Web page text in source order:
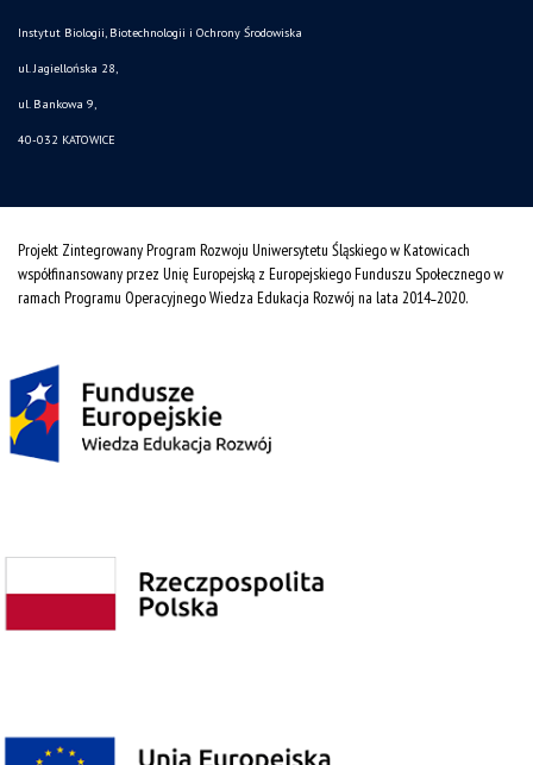
Instytut Biologii, Biotechnologii i Ochrony Środowiska
ul. Jagiellońska 28,
ul. Bankowa 9,
40-032 KATOWICE
Projekt Zintegrowany Program Rozwoju Uniwersytetu Śląskiego w Katowicach
współfinansowany przez Unię Europejską z Europejskiego Funduszu Społecznego w
ramach Programu Operacyjnego Wiedza Edukacja Rozwój na lata 2014˗2020.